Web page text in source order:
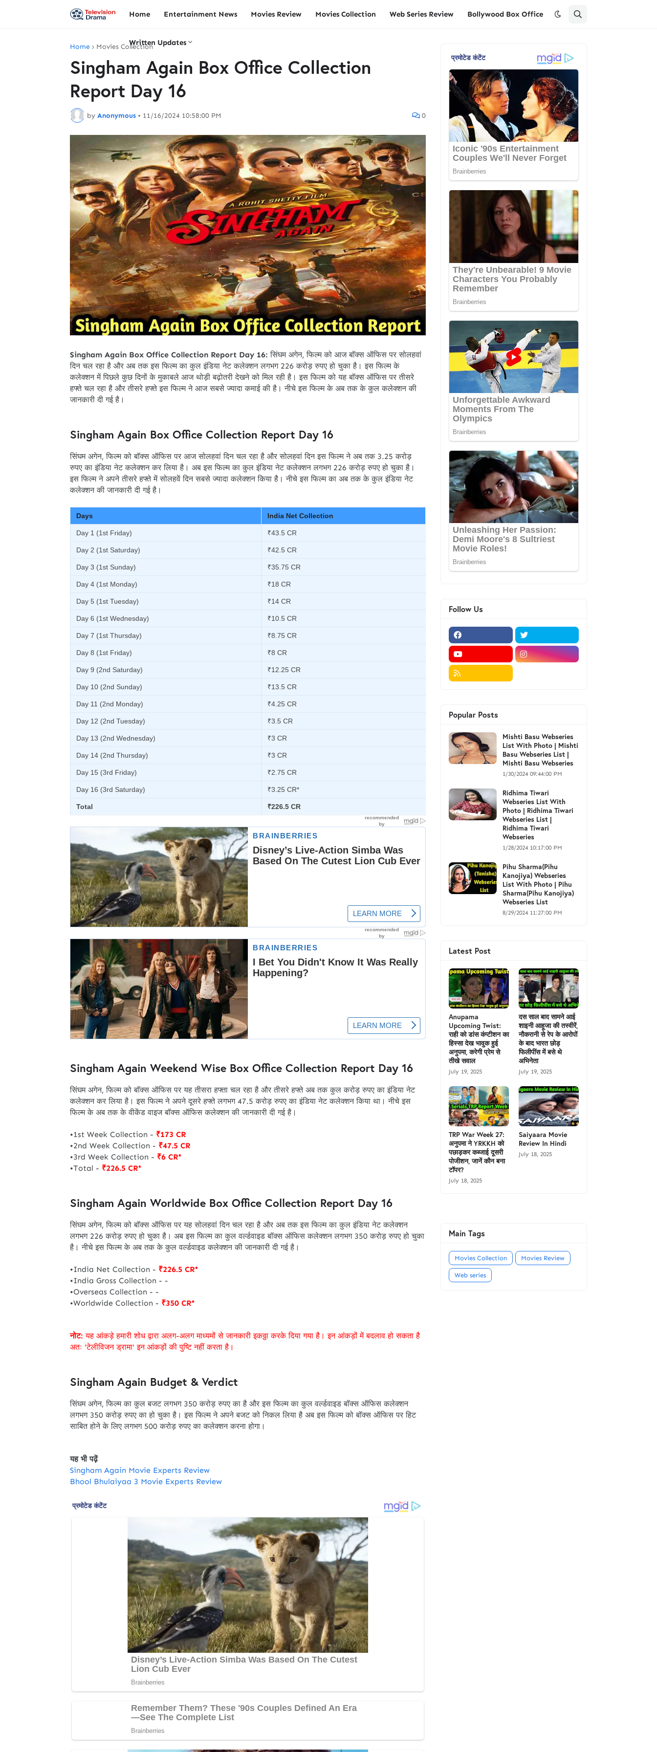
Home Entertainment News Movies Review Movies Collection Web Series Review Bollywood Box Office
Written Updates
Home Movies Collection
Singham Again Box Office Collection
Report Day 16
by Anonymous • 11/16/2024 10:58:00 PM 0
Singham Again Box Office Collection Report Day 16: सिंघम अगेन, फिल्म को आज बॉक्स ऑफिस पर सोलहवां
दिन चल रहा है और अब तक इस फिल्म का कुल इंडिया नेट कलेक्शन लगभग 226 करोड़ रुपए हो चुका है। इस फिल्म के
कलेक्शन में पिछले कुछ दिनों के मुकाबले आज थोड़ी बढ़ोतरी देखने को मिल रही है। इस फिल्म को यह बॉक्स ऑफिस पर तीसरे
हफ्ते चल रहा है और तीसरे हफ्ते इस फिल्म ने आज सबसे ज्यादा कमाई की है। नीचे इस फिल्म के अब तक के कुल कलेक्शन की
जानकारी दी गई है।
Singham Again Box Office Collection Report Day 16
सिंघम अगेन, फिल्म को बॉक्स ऑफिस पर आज सोलहवां दिन चल रहा है और सोलहवां दिन इस फिल्म ने अब तक 3.25 करोड़
रुपए का इंडिया नेट कलेक्शन कर लिया है। अब इस फिल्म का कुल इंडिया नेट कलेक्शन लगभग 226 करोड़ रुपए हो चुका है।
इस फिल्म ने अपने तीसरे हफ्ते में सोलहवें दिन सबसे ज्यादा कलेक्शन किया है। नीचे इस फिल्म का अब तक के कुल इंडिया नेट
कलेक्शन की जानकारी दी गई है।
Days India Net Collection
Day 1 (1st Friday) ₹43.5 CR
Day 2 (1st Saturday) ₹42.5 CR
Day 3 (1st Sunday) ₹35.75 CR
Day 4 (1st Monday) ₹18 CR
Day 5 (1st Tuesday) ₹14 CR
Day 6 (1st Wednesday) ₹10.5 CR
Day 7 (1st Thursday) ₹8.75 CR
Day 8 (1st Friday) ₹8 CR
Day 9 (2nd Saturday) ₹12.25 CR
Day 10 (2nd Sunday) ₹13.5 CR
Day 11 (2nd Monday) ₹4.25 CR
Day 12 (2nd Tuesday) ₹3.5 CR
Day 13 (2nd Wednesday) ₹3 CR
Day 14 (2nd Thursday) ₹3 CR
Day 15 (3rd Friday) ₹2.75 CR
Day 16 (3rd Saturday) ₹3.25 CR*
Total ₹226.5 CR
Singham Again Weekend Wise Box Office Collection Report Day 16
सिंघम अगेन, फिल्म को बॉक्स ऑफिस पर यह तीसरा हफ्ता चल रहा है और तीसरे हफ्ते अब तक कुल करोड़ रुपए का इंडिया नेट
कलेक्शन कर लिया है। इस फिल्म ने अपने दूसरे हफ्ते लगभग 47.5 करोड़ रुपए का इंडिया नेट कलेक्शन किया था। नीचे इस
फिल्म के अब तक के वीकेंड वाइज बॉक्स ऑफिस कलेक्शन की जानकारी दी गई है।
•1st Week Collection - ₹173 CR
•2nd Week Collection - ₹47.5 CR
•3rd Week Collection - ₹6 CR*
•Total - ₹226.5 CR*
Singham Again Worldwide Box Office Collection Report Day 16
सिंघम अगेन, फिल्म को बॉक्स ऑफिस पर यह सोलहवां दिन चल रहा है और अब तक इस फिल्म का कुल इंडिया नेट कलेक्शन
लगभग 226 करोड़ रुपए हो चुका है। अब इस फिल्म का कुल वर्ल्डवाइड बॉक्स ऑफिस कलेक्शन लगभग 350 करोड़ रुपए हो चुका
है। नीचे इस फिल्म के अब तक के कुल वर्ल्डवाइड कलेक्शन की जानकारी दी गई है।
•India Net Collection - ₹226.5 CR*
•India Gross Collection - -
•Overseas Collection - -
•Worldwide Collection - ₹350 CR*
नोट: यह आंकड़े हमारी शोध द्वारा अलग-अलग माध्यमों से जानकारी इकठ्ठा करके दिया गया है। इन आंकड़ों में बदलाव हो सकता है
अतः 'टेलीविजन ड्रामा' इन आंकड़ों की पुष्टि नहीं करता है।
Singham Again Budget & Verdict
सिंघम अगेन, फिल्म का कुल बजट लगभग 350 करोड़ रुपए का है और इस फिल्म का कुल वर्ल्डवाइड बॉक्स ऑफिस कलेक्शन
लगभग 350 करोड़ रुपए का हो चुका है। इस फिल्म ने अपने बजट को निकल लिया है अब इस फिल्म को बॉक्स ऑफिस पर हिट
साबित होने के लिए लगभग 500 करोड़ रुपए का कलेक्शन करना होगा।
यह भी पढ़ें
Singham Again Movie Experts Review
Bhool Bhulaiyaa 3 Movie Experts Review
Follow Us
Popular Posts
Mishti Basu Webseries
List With Photo | Mishti
Basu Webseries List |
Mishti Basu Webseries
1/30/2024 09:44:00 PM
Ridhima Tiwari
Webseries List With
Photo | Ridhima Tiwari
Webseries List |
Ridhima Tiwari
Webseries
1/28/2024 10:17:00 PM
Pihu Sharma(Pihu
Kanojiya) Webseries
List With Photo | Pihu
Sharma(Pihu Kanojiya)
Webseries List
8/29/2024 11:27:00 PM
Latest Post
Anupama
Upcoming Twist:
राही को डांस कंप्टीशन का
हिस्सा देख भावुक हुई
अनुपमा, करेगी प्रेम से
तीखे सवाल
July 19, 2025
दस साल बाद सामने आई
शाइनी आहूजा की तस्वीरें,
नौकरानी से रेप के आरोपों
के बाद भारत छोड़
फिलीपींस में बसे थे
अभिनेता
July 19, 2025
TRP War Week 27:
अनुपमा ने YRKKH को
पछाड़कर कब्जाई दूसरी
पोजीशन, जानें कौन बना
टॉपर?
July 18, 2025
Saiyaara Movie
Review In Hindi
July 18, 2025
Main Tags
Movies Collection Movies Review
Web series